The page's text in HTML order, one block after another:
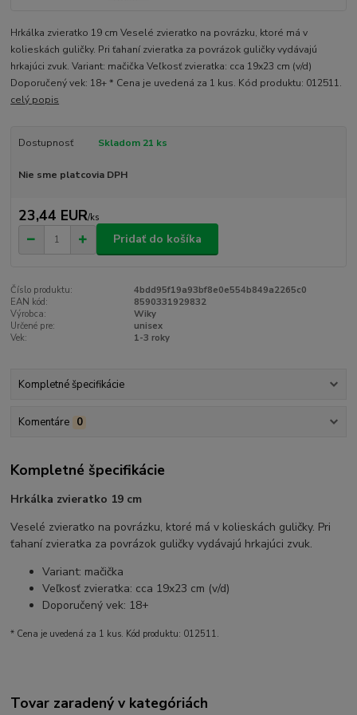
Hrkálka zvieratko 19 cm Veselé zvieratko na povrázku, ktoré má v
kolieskách guličky. Pri ťahaní zvieratka za povrázok guličky vydávajú
hrkajúci zvuk. Variant: mačička Veľkosť zvieratka: cca 19x23 cm (v/d)
Doporučený vek: 18+ * Cena je uvedená za 1 kus. Kód produktu: 012511.
celý popis
Dostupnosť Skladom 21 ks
Nie sme platcovia DPH
23,44 EUR/ks
Pridať do košíka
Číslo produktu:
4bdd95f19a93bf8e0e554b849a2265c0
EAN kód:
8590331929832
Výrobca:
Wiky
Určené pre:
unisex
Vek:
1-3 roky
Kompletné špecifikácie
Komentáre 0
Kompletné špecifikácie
Hrkálka zvieratko 19 cm
Veselé zvieratko na povrázku, ktoré má v kolieskách guličky. Pri
ťahaní zvieratka za povrázok guličky vydávajú hrkajúci zvuk.
Variant: mačička
Veľkosť zvieratka: cca 19x23 cm (v/d)
Doporučený vek: 18+
* Cena je uvedená za 1 kus. Kód produktu: 012511.
Tovar zaradený v kategóriách